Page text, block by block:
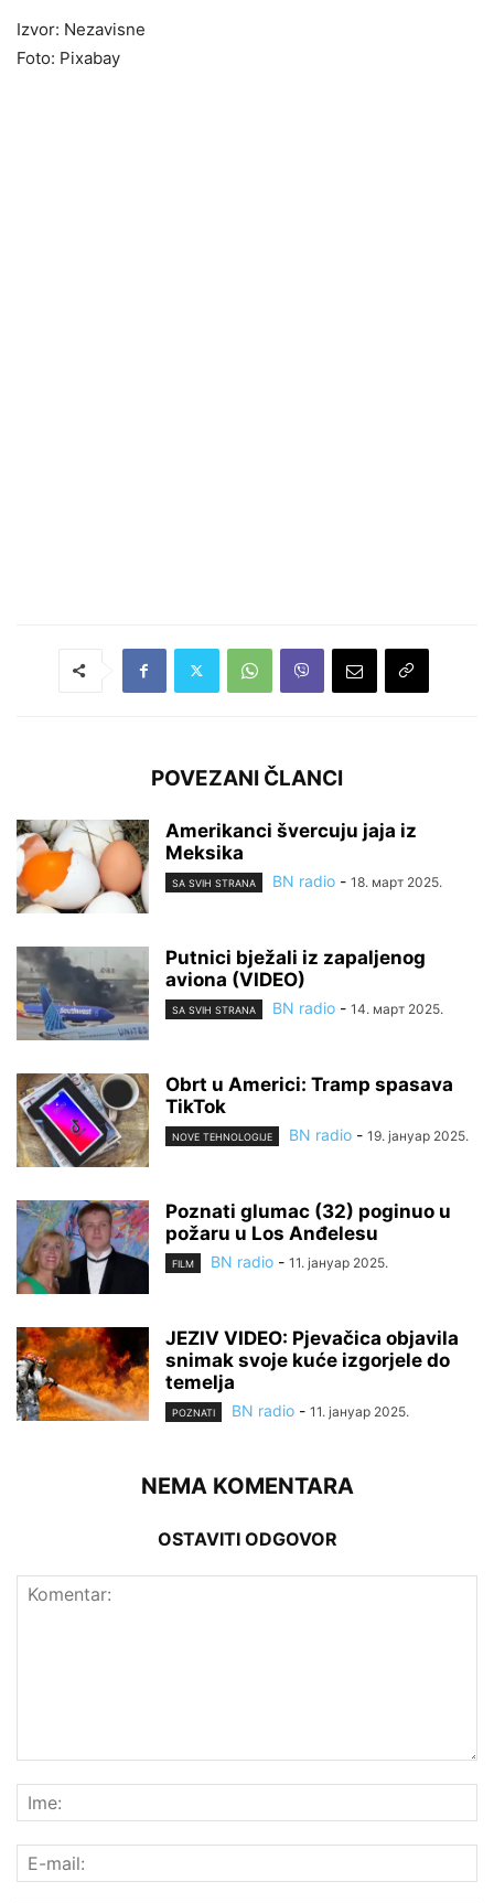
Izvor: Nezavisne
Foto: Pixabay
POVEZANI ČLANCI
Amerikanci švercuju jaja iz
Meksika
SA SVIH STRANA BN radio - 18. март 2025.
Putnici bježali iz zapaljenog
aviona (VIDEO)
SA SVIH STRANA BN radio - 14. март 2025.
Obrt u Americi: Tramp spasava
TikTok
NOVE TEHNOLOGIJE BN radio - 19. јануар 2025.
Poznati glumac (32) poginuo u
požaru u Los Anđelesu
FILM BN radio - 11. јануар 2025.
JEZIV VIDEO: Pjevačica objavila
snimak svoje kuće izgorjele do
temelja
POZNATI BN radio - 11. јануар 2025.
NEMA KOMENTARA
OSTAVITI ODGOVOR